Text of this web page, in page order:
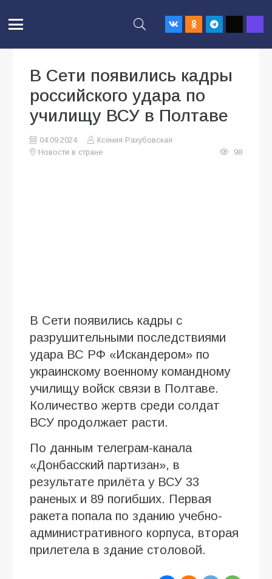
В Сети появились кадры
российского удара по
училищу ВСУ в Полтаве
04.09.2024
Ксения Рахубовская
Новости в стране
98
В Сети появились кадры с
разрушительными последствиями
удара ВС РФ «Искандером» по
украинскому военному командному
училищу войск связи в Полтаве.
Количество жертв среди солдат
ВСУ продолжает расти.
По данным телеграм-канала
«Донбасский партизан», в
результате прилёта у ВСУ 33
раненых и 89 погибших. Первая
ракета попала по зданию учебно-
административного корпуса, вторая
прилетела в здание столовой.